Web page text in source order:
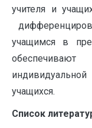
учителя и
учащимся в
учащихся.
Список